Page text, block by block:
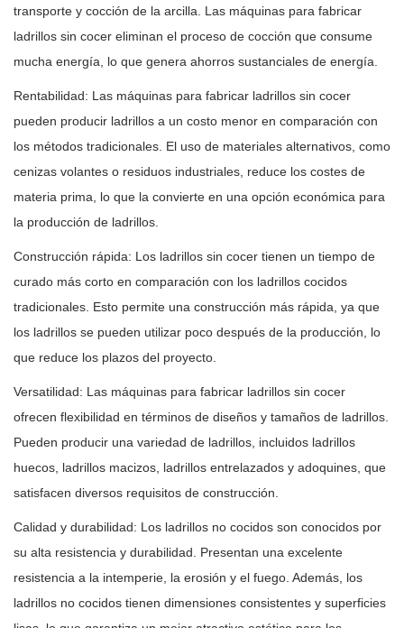
transporte y cocción de la arcilla. Las máquinas para fabricar
ladrillos sin cocer eliminan el proceso de cocción que consume
mucha energía, lo que genera ahorros sustanciales de energía.
Rentabilidad: Las máquinas para fabricar ladrillos sin cocer
pueden producir ladrillos a un costo menor en comparación con
los métodos tradicionales. El uso de materiales alternativos, como
cenizas volantes o residuos industriales, reduce los costes de
materia prima, lo que la convierte en una opción económica para
la producción de ladrillos.
Construcción rápida: Los ladrillos sin cocer tienen un tiempo de
curado más corto en comparación con los ladrillos cocidos
tradicionales. Esto permite una construcción más rápida, ya que
los ladrillos se pueden utilizar poco después de la producción, lo
que reduce los plazos del proyecto.
Versatilidad: Las máquinas para fabricar ladrillos sin cocer
ofrecen flexibilidad en términos de diseños y tamaños de ladrillos.
Pueden producir una variedad de ladrillos, incluidos ladrillos
huecos, ladrillos macizos, ladrillos entrelazados y adoquines, que
satisfacen diversos requisitos de construcción.
Calidad y durabilidad: Los ladrillos no cocidos son conocidos por
su alta resistencia y durabilidad. Presentan una excelente
resistencia a la intemperie, la erosión y el fuego. Además, los
ladrillos no cocidos tienen dimensiones consistentes y superficies